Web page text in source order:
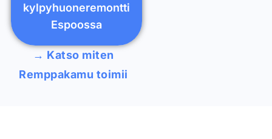
kylpyhuoneremontti
Espoossa
→ Katso miten
Remppakamu toimii